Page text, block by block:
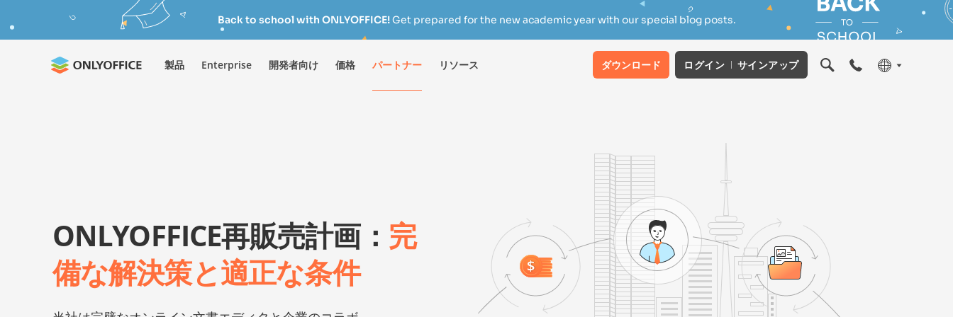
Back to school with ONLYOFFICE!Get prepared for the new academic year with our special blog posts.
製品 Enterprise 開発者向け 価格 パートナー リソース ダウンロード ログイン サインアップ
ONLYOFFICE再販売計画： 完
備な解決策と適正な条件